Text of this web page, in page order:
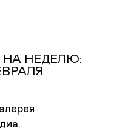
НЕДЕЛЮ: